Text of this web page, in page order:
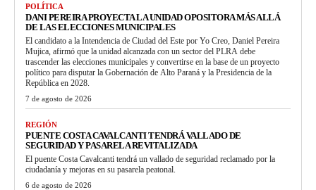
POLÍTICA
DANI PEREIRA PROYECTA LA UNIDAD OPOSITORA MÁS ALLÁ
DE LAS ELECCIONES MUNICIPALES
El candidato a la Intendencia de Ciudad del Este por Yo Creo, Daniel Pereira
Mujica, afirmó que la unidad alcanzada con un sector del PLRA debe
trascender las elecciones municipales y convertirse en la base de un proyecto
político para disputar la Gobernación de Alto Paraná y la Presidencia de la
República en 2028.
7 de agosto de 2026
REGIÓN
PUENTE COSTA CAVALCANTI TENDRÁ VALLADO DE
SEGURIDAD Y PASARELA REVITALIZADA
El puente Costa Cavalcanti tendrá un vallado de seguridad reclamado por la
ciudadanía y mejoras en su pasarela peatonal.
6 de agosto de 2026